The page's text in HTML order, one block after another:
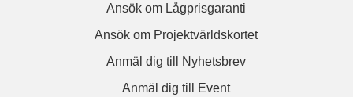
Ansök om Lågprisgaranti
Ansök om Projektvärldskortet
Anmäl dig till Nyhetsbrev
Anmäl dig till Event